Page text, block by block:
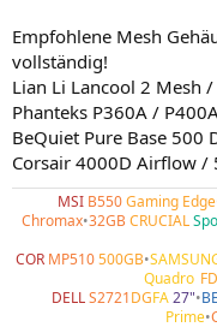
Empfohlene Mesh
vollständig!
Lian Li Lancool 2 Mesh
Phanteks P360A /
BeQuiet Pure Base 500
Corsair 4000D Airflow /
MSI B550Gaming Edge
Chromax•32GBCRUCIAL
COR MP510 500GB•
Quadro FD
DELL S2721DGFA 27"•
Prime•